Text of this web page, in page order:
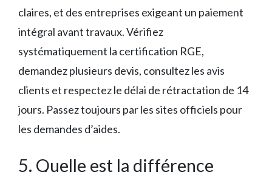
claires, et des entreprises exigeant un paiement
intégral avant travaux. Vérifiez
systématiquement la certification RGE,
demandez plusieurs devis, consultez les avis
clients et respectez le délai de rétractation de 14
jours. Passez toujours par les sites officiels pour
les demandes d’aides.
5. Quelle est la différence